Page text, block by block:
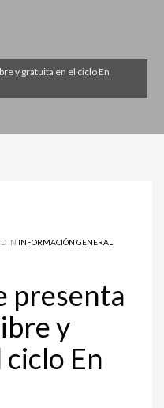
y gratuita en el ciclo En
IN INFORMACIÓN GENERAL
presenta
y
En